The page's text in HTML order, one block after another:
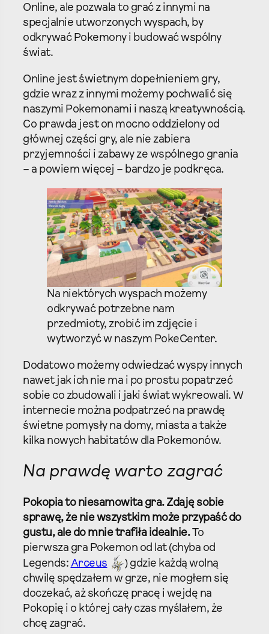
Online, ale pozwala to grać z innymi na
specjalnie utworzonych wyspach, by
odkrywać Pokemony i budować wspólny
świat.
Online jest świetnym dopełnieniem gry,
gdzie wraz z innymi możemy pochwalić się
naszymi Pokemonami i naszą kreatywnością.
Co prawda jest on mocno oddzielony od
głównej części gry, ale nie zabiera
przyjemności i zabawy ze wspólnego grania
– a powiem więcej – bardzo je podkręca.
Na niektórych wyspach możemy
odkrywać potrzebne nam
przedmioty, zrobić im zdjęcie i
wytworzyć w naszym PokeCenter.
Dodatowo możemy odwiedzać wyspy innych
nawet jak ich nie ma i po prostu popatrzeć
sobie co zbudowali i jaki świat wykreowali. W
internecie można podpatrzeć na prawdę
świetne pomysły na domy, miasta a także
kilka nowych habitatów dla Pokemonów.
Na prawdę warto zagrać
Pokopia to niesamowita gra. Zdaję sobie
sprawę, że nie wszystkim może przypaść do
gustu, ale do mnie trafiła idealnie. To
pierwsza gra Pokemon od lat (chyba od
Legends: Arceus
) gdzie każdą wolną
chwilę spędzałem w grze, nie mogłem się
doczekać, aż skończę pracę i wejdę na
Pokopię i o której cały czas myślałem, że
chcę zagrać.